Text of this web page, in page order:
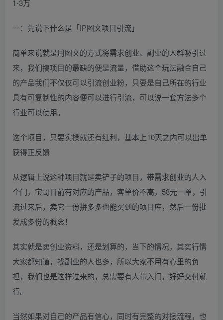
一：先说下什么是「IP图文项目引流」
简单来说就是用图文的方式将需求创业、副业的人群吸引过
来，我们搞项目的最缺的便是流量，借助这个玩法融合自己
的产品我们不仅仅可以引流创业粉，只要是自己所在的行业
具有可复制性的内容便可以进行引流，可以说一套方法多个
行业可以使用。
这个项目，只要实操就还有红利，基本上10天之内可以出单
获得正反馈
从逻辑上说这种项目就是卖铲子的项目，带需求创业的人入
个门，宝哥目前有对应的产品，客单价不高，58元一单，引
流过来后，卖它一份拼多多也能买到的项目库，然后一份批
发成多份的概念！
其实就是卖创业资料，还是划算的，当下的情况，其实行情
大家都知道，找副业的人也多，所以大家不用有心里的负
担，我们也是这样过来的，总需要有人带入门，好好交付就
行。
当然如果对自己的产品有信心，同时有完整的对接流程，也